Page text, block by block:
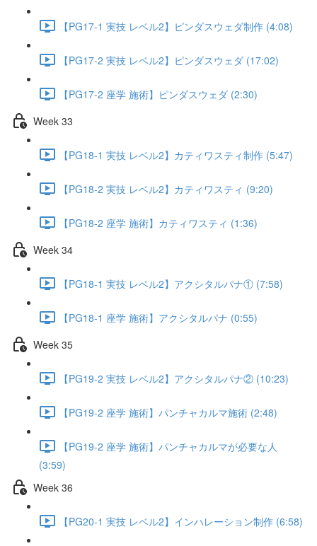
【PG17-1 実技 レベル2】ピンダスウェダ制作 (4:08)
【PG17-2 実技 レベル2】ピンダスウェダ (17:02)
【PG17-2 座学 施術】ピンダスウェダ (2:30)
Week 33
【PG18-1 実技 レベル2】カティワスティ制作 (5:47)
【PG18-2 実技 レベル2】カティワスティ (9:20)
【PG18-2 座学 施術】カティワスティ (1:36)
Week 34
【PG18-1 実技 レベル2】アクシタルパナ① (7:58)
【PG18-1 座学 施術】アクシタルパナ (0:55)
Week 35
【PG19-2 実技 レベル2】アクシタルパナ② (10:23)
【PG19-2 座学 施術】パンチャカルマ施術 (2:48)
【PG19-2 座学 施術】パンチャカルマが必要な人
(3:59)
Week 36
【PG20-1 実技 レベル2】インハレーション制作 (6:58)